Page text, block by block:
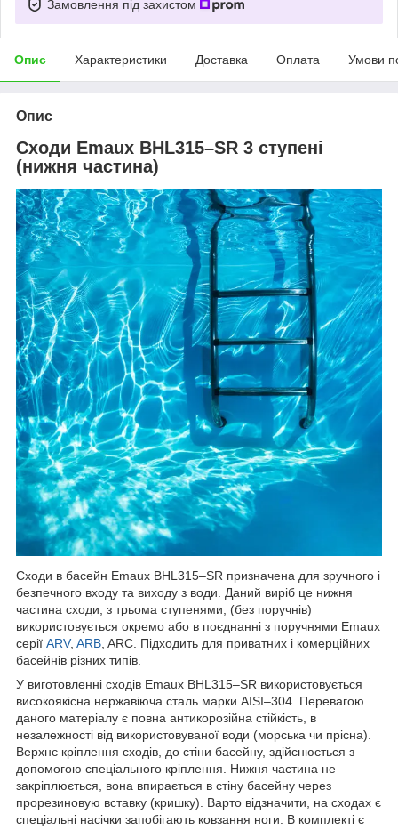
Замовлення під захистом
Опис Характеристики Доставка Оплата Умови
Опис
Сходи Emaux BHL315–SR 3 ступені
(нижня частина)
Сходи в басейн Emaux BHL315–SR призначена для зручного і
безпечного входу та виходу з води. Даний виріб це нижня
частина сходи, з трьома ступенями, (без поручнів)
використовується окремо або в поєднанні з поручнями Emaux
серії ARV, ARB, ARC. Підходить для приватних і комерційних
басейнів різних типів.
У виготовленні сходів Emaux BHL315–SR використовується
високоякісна нержавіюча сталь марки AISI–304. Перевагою
даного матеріалу є повна антикорозійна стійкість, в
незалежності від використовуваної води (морська чи прісна).
Верхнє кріплення сходів, до стіни басейну, здійснюється з
допомогою спеціального кріплення. Нижня частина не
закріплюється, вона впирається в стіну басейну через
прорезиновую вставку (кришку). Варто відзначити, на сходах є
спеціальні насічки запобігають ковзання ноги. В комплекті є